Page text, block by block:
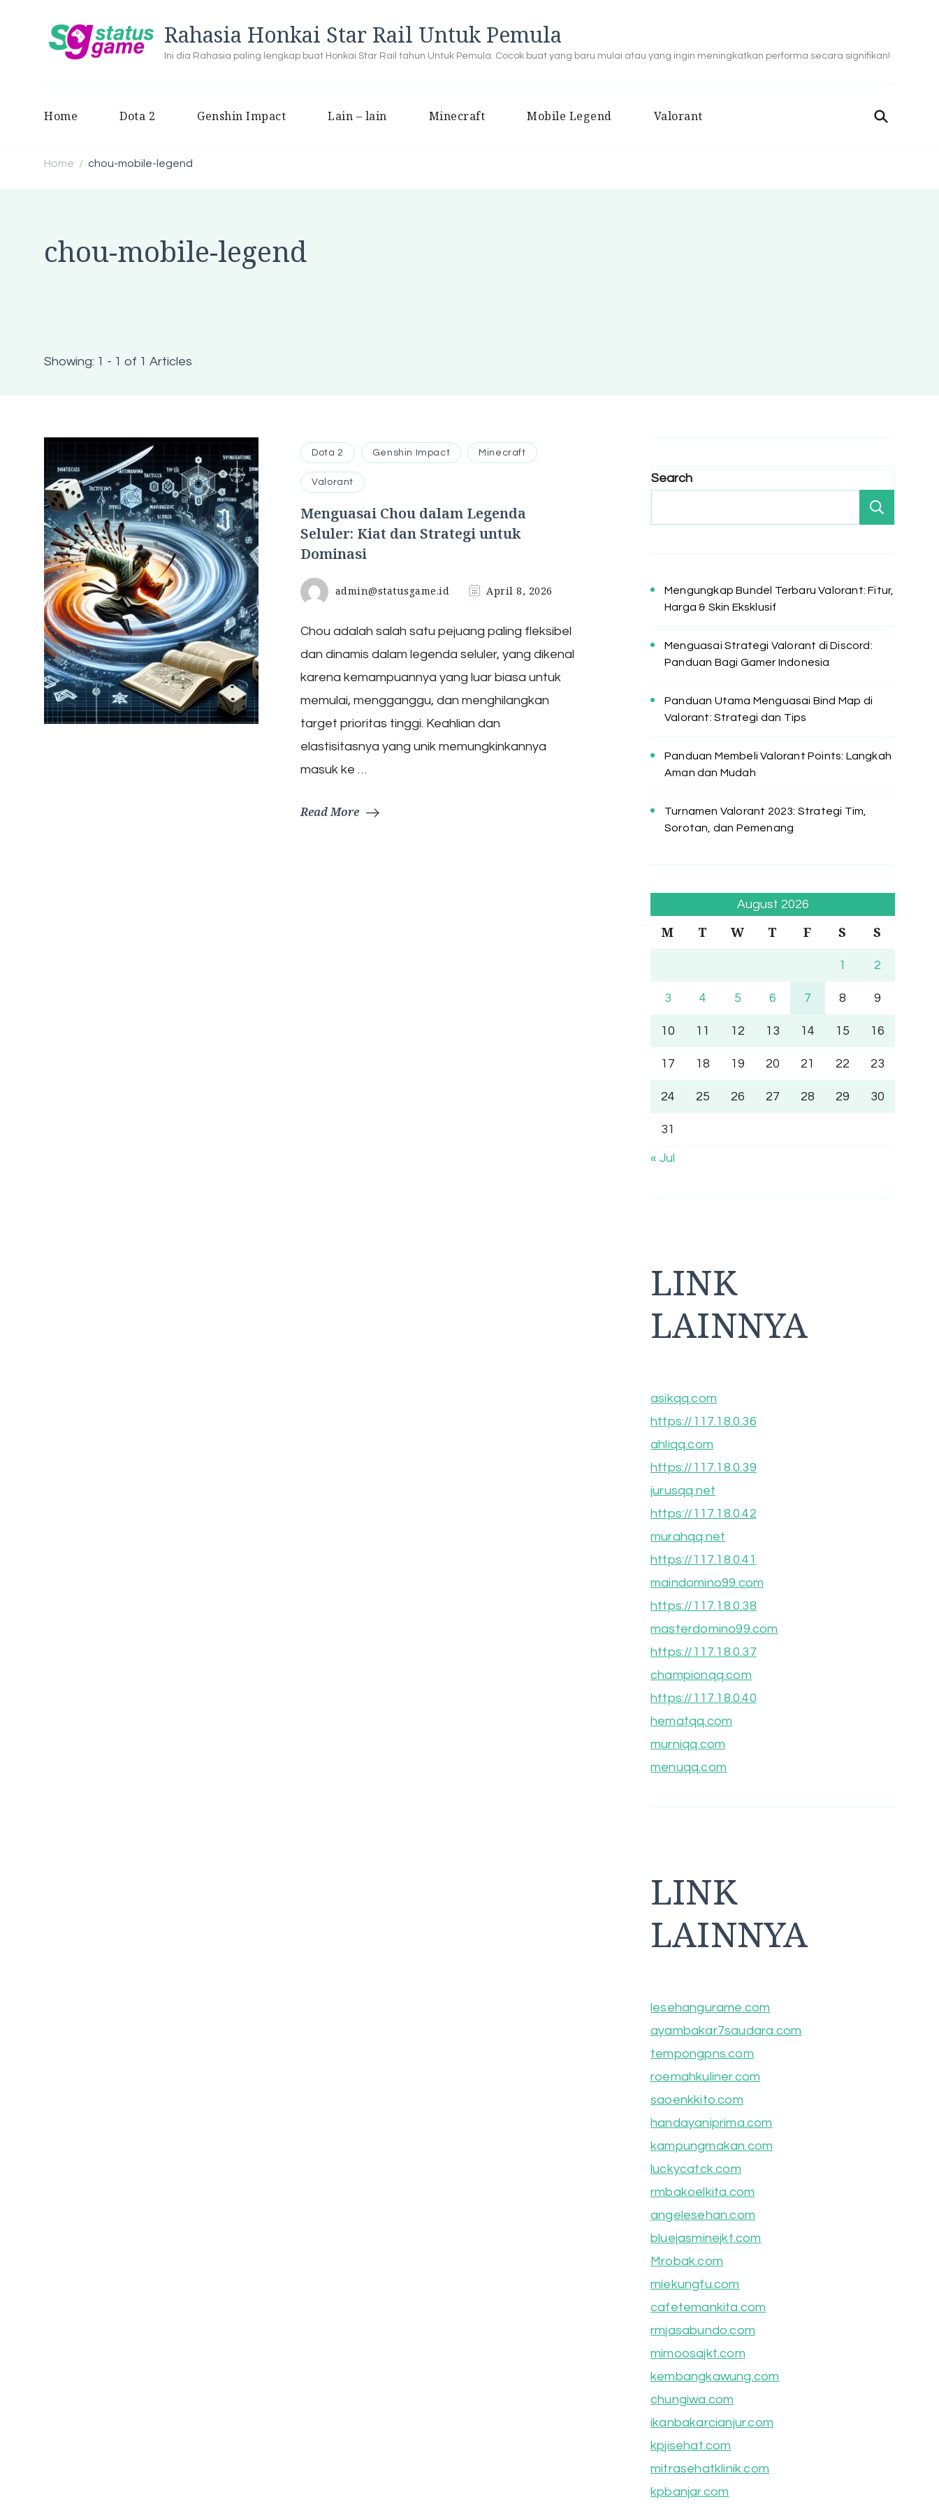
Rahasia Honkai Star Rail Untuk Pemula
Ini dia Rahasia paling lengkap buat Honkai Star Rail tahun Untuk Pemula. Cocok buat yang baru mulai atau yang ingin meningkatkan performa secara signifikan!
Home Dota 2 Genshin Impact Lain – lain Minecraft Mobile Legend Valorant
Home / chou-mobile-legend
chou-mobile-legend
Showing: 1 - 1 of 1 Articles
Dota 2 Genshin Impact Minecraft
Valorant
Menguasai Chou dalam Legenda
Seluler: Kiat dan Strategi untuk
Dominasi
admin@statusgame.id April 8, 2026
Chou adalah salah satu pejuang paling fleksibel
dan dinamis dalam legenda seluler, yang dikenal
karena kemampuannya yang luar biasa untuk
memulai, mengganggu, dan menghilangkan
target prioritas tinggi. Keahlian dan
elastisitasnya yang unik memungkinkannya
masuk ke …
Read More
Search
Mengungkap Bundel Terbaru Valorant: Fitur,
Harga & Skin Eksklusif
Menguasai Strategi Valorant di Discord:
Panduan Bagi Gamer Indonesia
Panduan Utama Menguasai Bind Map di
Valorant: Strategi dan Tips
Panduan Membeli Valorant Points: Langkah
Aman dan Mudah
Turnamen Valorant 2023: Strategi Tim,
Sorotan, dan Pemenang
August 2026
M T W T F S S
1 2
3 4 5 6 7 8 9
10 11 12 13 14 15 16
17 18 19 20 21 22 23
24 25 26 27 28 29 30
31
« Jul
LINK
LAINNYA
asikqq.com
https://117.18.0.36
ahliqq.com
https://117.18.0.39
jurusqq.net
https://117.18.0.42
murahqq.net
https://117.18.0.41
maindomino99.com
https://117.18.0.38
masterdomino99.com
https://117.18.0.37
championqq.com
https://117.18.0.40
hematqq.com
murniqq.com
menuqq.com
LINK
LAINNYA
lesehangurame.com
ayambakar7saudara.com
tempongpns.com
roemahkuliner.com
saoenkkito.com
handayaniprima.com
kampungmakan.com
luckycatck.com
rmbakoelkita.com
angelesehan.com
bluejasminejkt.com
Mrobak.com
miekungfu.com
cafetemankita.com
rmjasabundo.com
mimoosajkt.com
kembangkawung.com
chungiwa.com
ikanbakarcianjur.com
kpjisehat.com
mitrasehatklinik.com
kpbanjar.com